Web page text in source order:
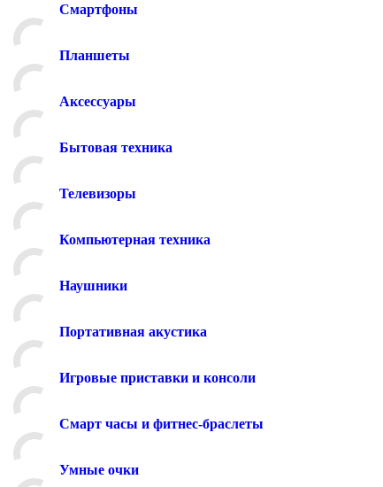
Смартфоны
Планшеты
Аксессуары
Бытовая техника
Телевизоры
Компьютерная техника
Наушники
Портативная акустика
Игровые приставки и консоли
Смарт часы и фитнес-браслеты
Умные очки